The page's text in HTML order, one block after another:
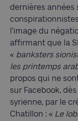
dernières années
l’image du
affirmant que la
« banksters
les printemps
propos qui ne
sur Facebook,
syrienne, par le
Chatillon : « Le